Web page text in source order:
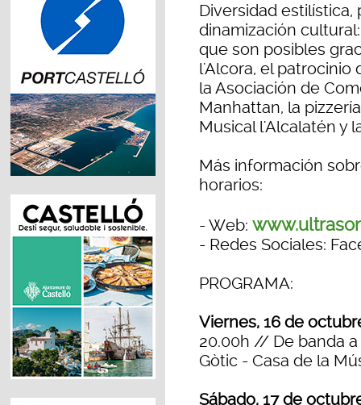
Diversidad
dinamización
que son posibles
l'Alcora, el patrocinio
la Asociación de
Manhattan, la
Musical l'Alcalatén y
Más información
horarios:
- Web:
- Redes Sociales:
PROGRAMA:
Viernes, 16 de
20.00h // De banda
Gòtic - Casa de la
Sábado, 17 de